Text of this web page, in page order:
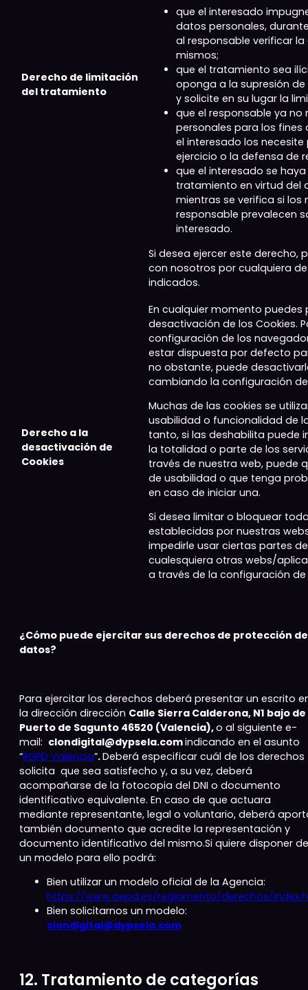
Derecho de limitación
del tratamiento
que el interesado
datos personales,
al responsable verificar
mismos;
que el tratamiento sea
oponga a la supresión
y solicite en su lugar la
que el responsable ya no
personales para los
el interesado los
ejercicio o la defensa de
que el interesado se
tratamiento en virtud del
mientras se verifica si
responsable prevalecen
interesado.
Si desea ejercer este derecho,
con nosotros por cualquiera
indicados.
Derecho a la
desactivación de
Cookies
En cualquier momento puedes
desactivación de los Cookies.
configuración de los
estar dispuesta por defecto
no obstante, puede
cambiando la configuración
Muchas de las cookies se
usabilidad o funcionalidad de
tanto, si las deshabilita puede
la totalidad o parte de los
través de nuestra web, puede
de usabilidad o que tenga
en caso de iniciar una.
Si desea limitar o bloquear
establecidas por nuestras
impedirle usar ciertas partes
cualesquiera otras webs/
a través de la configuración
¿Cómo puede ejercitar sus derechos de protección de
datos?
Para ejercitar los derechos deberá presentar un escrito
la dirección dirección Calle Sierra Calderona, N1 bajo de
Puerto de Sagunto 46520 (Valencia),o al siguiente e-
mail: clondigital@dypsela.comindicando en el asunto
“RGPD Valencia”.Deberá especificar cuál de los derechos
solicita que sea satisfecho y, a su vez, deberá
acompañarse de la fotocopia del DNI o documento
identificativo equivalente. En caso de que actuara
mediante representante, legal o voluntario, deberá
también documento que acredite la representación y
documento identificativo del mismo.Si quiere disponer de
un modelo para ello podrá:
Bien utilizar un modelo oficial de la Agencia:
https://www.aepd.es/reglamento/derechos/
Bien solicitarnos un modelo:
clondigital@dypsela.com
12. Tratamiento de categorías